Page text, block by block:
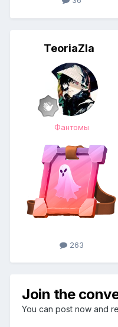
TeoriaZla
Фантомы
263
Join the
You can post now and